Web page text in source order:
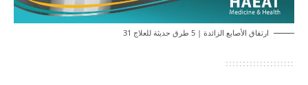
ارتفاق الأصابع الزائدة | 5 طرق حديثة للعلاج 31